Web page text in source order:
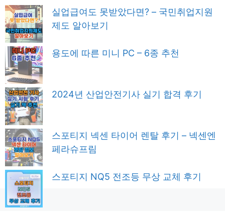
실업급여도 못받았다면? – 국민취업지원
제도 알아보기
용도에 따른 미니 PC – 6종 추천
2024년 산업안전기사 실기 합격 후기
스포티지 넥센 타이어 렌탈 후기 – 넥센엔
페라슈프림
스포티지 NQ5 전조등 무상 교체 후기